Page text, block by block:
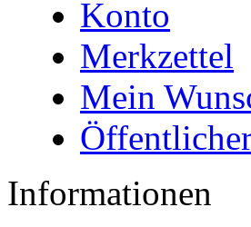
Konto
Merkzettel
Mein
Informationen